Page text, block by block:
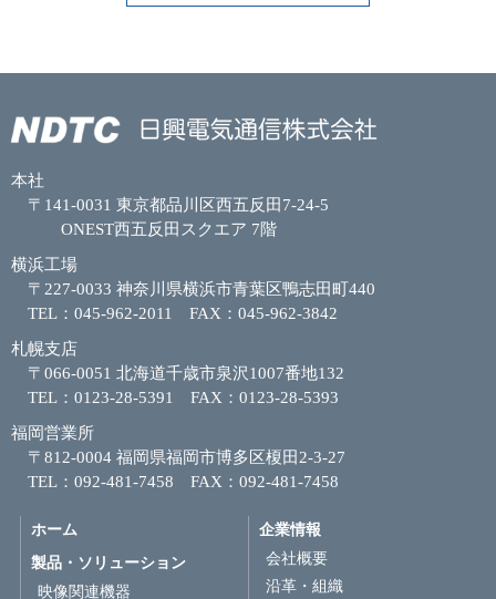
本社
〒141-0031 東京都品川区西五反田7-24-5
ONEST西五反田スクエア 7階
横浜工場
〒227-0033 神奈川県横浜市青葉区鴨志田町440
TEL：045-962-2011 FAX：045-962-3842
札幌支店
〒066-0051 北海道千歳市泉沢1007番地132
TEL：0123-28-5391 FAX：0123-28-5393
福岡営業所
〒812-0004 福岡県福岡市博多区榎田2-3-27
TEL：092-481-7458 FAX：092-481-7458
ホーム
製品・ソリューション
映像関連機器
企業情報
会社概要
沿革・組織